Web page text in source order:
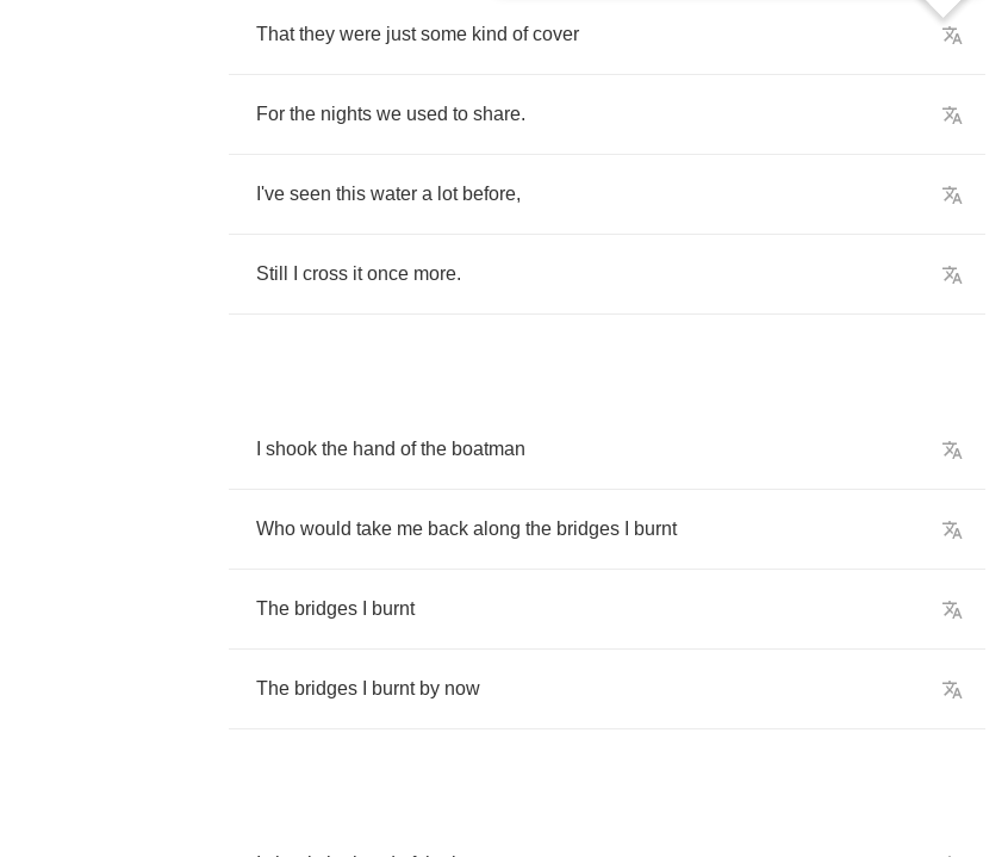
That they were just some kind of cover
For the nights we used to share.
I've seen this water a lot before,
Still cross it once more.
shook the hand of the boatman
Who would take me back along the bridges burnt
The bridges burnt
The bridges burnt by now